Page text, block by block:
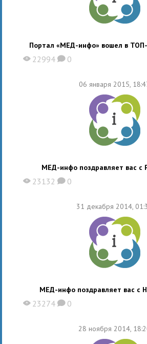
Портал «МЕД-инфо» вошел в
X 22994 K 0
06 января 2015,
МЕД-инфо поздравляет вас с
X 23132 K 0
31 декабря 2014,
МЕД-инфо поздравляет вас с
X 23274 K 0
28 ноября 2014,